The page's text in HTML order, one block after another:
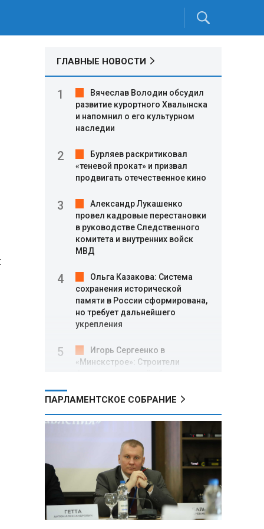
ГЛАВНЫЕ НОВОСТИ
Вячеслав Володин обсудил
развитие курортного Хвалынска
и напомнил о его культурном
наследии
Бурляев раскритиковал
«теневой прокат» и призвал
продвигать отечественное кино
Александр Лукашенко
провел кадровые перестановки
в руководстве Следственного
комитета и внутренних войск
МВД
Ольга Казакова: Система
сохранения исторической
памяти в России сформирована,
но требует дальнейшего
укрепления
Игорь Сергеенко в
«Минскстрое»: Строители
в улучшении охраны труда
МИД РФ: Поездка
Зеленского в США не принесла
ожидаемых результатов
Белорусские школьники
собрали первые «космические»
томаты из семян, побывавших
на орбите
ПАРЛАМЕНТСКОЕ СОБРАНИЕ